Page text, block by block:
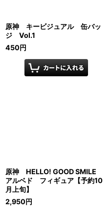
原神 キービジュアル 缶バッ
ジ Vol.1
450円
原神 HELLO! GOOD SMILE
アルベド フィギュア【予約10
月上旬】
2,950円